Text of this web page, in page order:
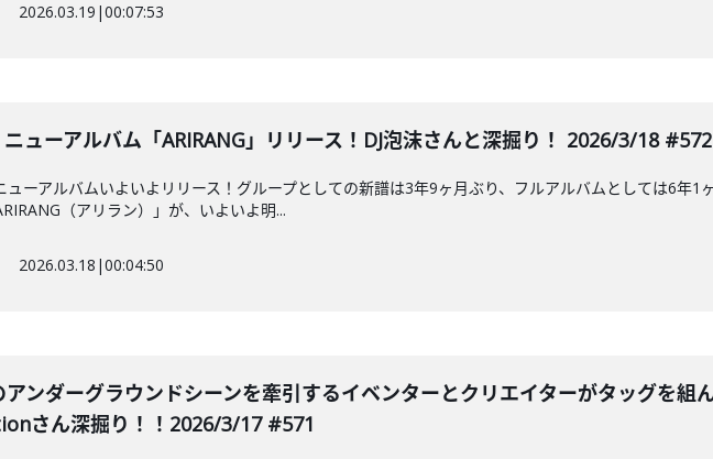
2026.03.19 |00:07:53
ニューアルバム「ARIRANG」リリース！DJ泡沫さんと深掘り！ 2026/3/18 #572
ューアルバムいよいよリリース！グループとしての新譜は3年9ヶ月ぶり、フルアルバムとしては6年
（アリラン）」が、いよいよ明...
2026.03.18 |00:04:50
アンダーグラウンドシーンを牽引するイベンターとクリエイターがタッグを組
さん深掘り！！2026/3/17 #571